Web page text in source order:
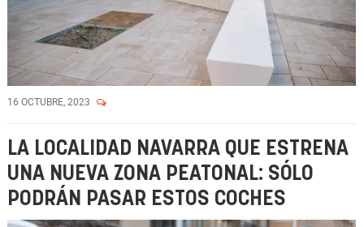
16 OCTUBRE, 2023
LA LOCALIDAD NAVARRA QUE ESTRENA
UNA NUEVA ZONA PEATONAL: SÓLO
PODRÁN PASAR ESTOS COCHES